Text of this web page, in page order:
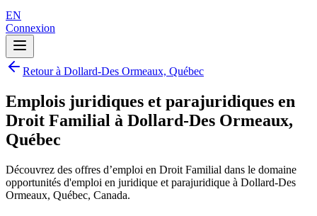
EN
Connexion
Retour à Dollard-Des Ormeaux, Québec
Emplois juridiques et parajuridiques en
Droit Familial à Dollard-Des Ormeaux,
Québec
Découvrez des offres d’emploi en Droit Familial dans le domaine
opportunités d'emploi en juridique et parajuridique à Dollard-Des
Ormeaux, Québec, Canada.